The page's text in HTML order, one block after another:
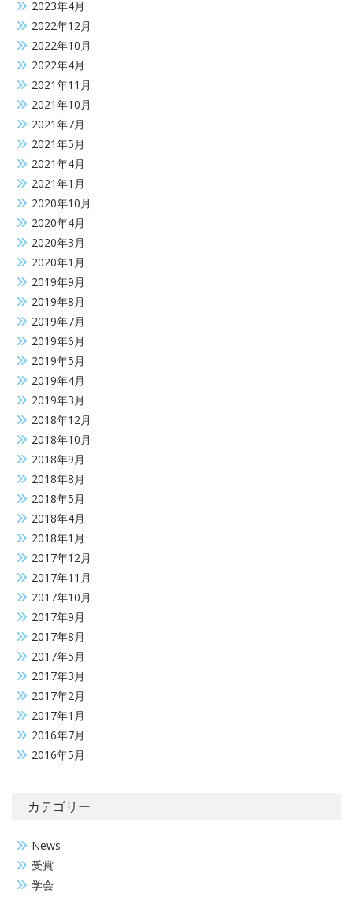
2023年4月
2022年12月
2022年10月
2022年4月
2021年11月
2021年10月
2021年7月
2021年5月
2021年4月
2021年1月
2020年10月
2020年4月
2020年3月
2020年1月
2019年9月
2019年8月
2019年7月
2019年6月
2019年5月
2019年4月
2019年3月
2018年12月
2018年10月
2018年9月
2018年8月
2018年5月
2018年4月
2018年1月
2017年12月
2017年11月
2017年10月
2017年9月
2017年8月
2017年5月
2017年3月
2017年2月
2017年1月
2016年7月
2016年5月
カテゴリー
News
受賞
学会